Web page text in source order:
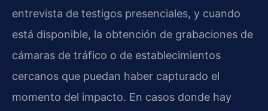
entrevista de testigos presenciales, y cuando
está disponible, la obtención de grabaciones de
cámaras de tráfico o de establecimientos
cercanos que puedan haber capturado el
momento del impacto. En casos donde hay